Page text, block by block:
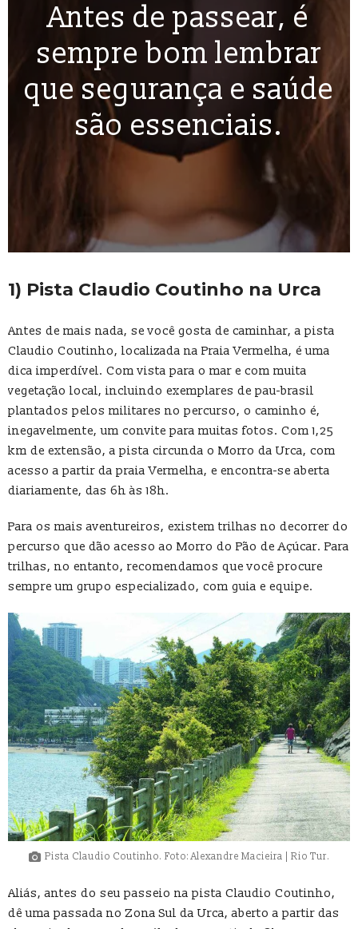
Antes de passear, é
sempre bom lembrar
que segurança e saúde
são essenciais.
1) Pista Claudio Coutinho na Urca
Antes de mais nada, se você gosta de caminhar, a pista
Claudio Coutinho, localizada na Praia Vermelha, é uma
dica imperdível. Com vista para o mar e com muita
vegetação local, incluindo exemplares de pau-brasil
plantados pelos militares no percurso, o caminho é,
inegavelmente, um convite para muitas fotos. Com 1,25
km de extensão, a pista circunda o Morro da Urca, com
acesso a partir da praia Vermelha, e encontra-se aberta
diariamente, das 6h às 18h.
Para os mais aventureiros, existem trilhas no decorrer do
percurso que dão acesso ao Morro do Pão de Açúcar. Para
trilhas, no entanto, recomendamos que você procure
sempre um grupo especializado, com guia e equipe.
Pista Claudio Coutinho. Foto: Alexandre Macieira | Rio Tur.
Aliás, antes do seu passeio na pista Claudio Coutinho,
dê uma passada no Zona Sul da Urca, aberto a partir das